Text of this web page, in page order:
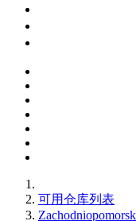
可用仓库列表